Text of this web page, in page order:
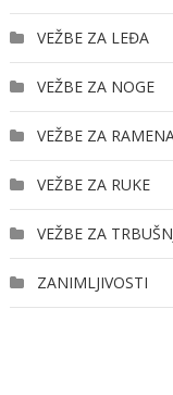
VEŽBE ZA LEĐA
VEŽBE ZA NOGE
VEŽBE ZA
VEŽBE ZA RUKE
VEŽBE ZA
ZANIMLJIVOSTI